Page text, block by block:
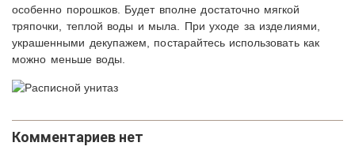
особенно порошков. Будет вполне достаточно мягкой
тряпочки, теплой воды и мыла. При уходе за изделиями,
украшенными декупажем, постарайтесь использовать как
можно меньше воды.
Комментариев нет